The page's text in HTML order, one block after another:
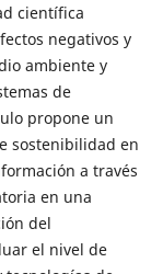
científica
negativos y
ambiente y
de
propone un
sostenibilidad en
a través
en una
del
el nivel de